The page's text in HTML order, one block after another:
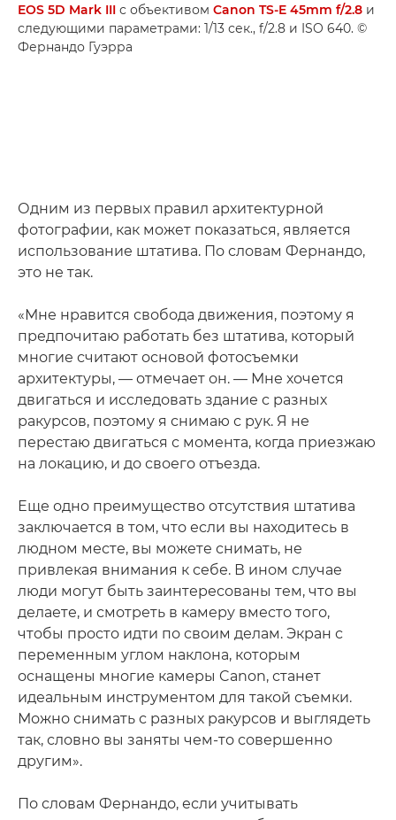
EOS 5D Mark III с объективом Canon TS-E 45mm f/2.8 и
следующими параметрами: 1/13 сек., f/2.8 и ISO 640. ©
Фернандо Гуэрра
Одним из первых правил архитектурной
фотографии, как может показаться, является
использование штатива. По словам Фернандо,
это не так.
«Мне нравится свобода движения, поэтому я
предпочитаю работать без штатива, который
многие считают основой фотосъемки
архитектуры, — отмечает он. — Мне хочется
двигаться и исследовать здание с разных
ракурсов, поэтому я снимаю с рук. Я не
перестаю двигаться с момента, когда приезжаю
на локацию, и до своего отъезда.
Еще одно преимущество отсутствия штатива
заключается в том, что если вы находитесь в
людном месте, вы можете снимать, не
привлекая внимания к себе. В ином случае
люди могут быть заинтересованы тем, что вы
делаете, и смотреть в камеру вместо того,
чтобы просто идти по своим делам. Экран с
переменным углом наклона, которым
оснащены многие камеры Canon, станет
идеальным инструментом для такой съемки.
Можно снимать с разных ракурсов и выглядеть
так, словно вы заняты чем-то совершенно
другим».
По словам Фернандо, если учитывать